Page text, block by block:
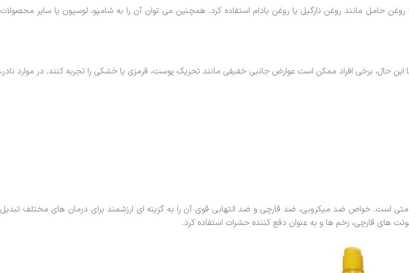
حامل مانند روغن نارگیل یا روغن بادام استفاده کرد. همچنین می توان آن را به شامپو، لوسیون یا سایر محصولات
حال، برخی افراد ممکن است عوارض جانبی خفیفی مانند تحریک پوست، قرمزی یا خشکی را تجربه کنند. در موارد نادر،
است. خواص ضد میکروبی، ضد قارچی و ضد التهابی قوی آن را به گزینه ای ارزشمند برای درمان های مختلف تبدیل
های قارچی، زخم ها و به عنوان دفع کننده حشرات استفاده کرد.